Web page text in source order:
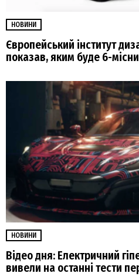
НОВИНИ
Європейський інститут
показав, яким буде 6-
НОВИНИ
Відео дня: Електричний
вивели на останні тести